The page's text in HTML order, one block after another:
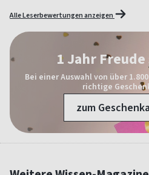
Alle Leserbewertungen anzeigen
1 Jahr
Bei einer Auswahl von über
richtige
zum